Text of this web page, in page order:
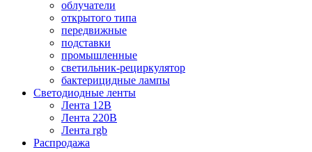
облучатели
открытого типа
передвижные
подставки
промышленные
светильник-рециркулятор
бактерицидные лампы
Светодиодные ленты
Лента 12В
Лента 220В
Лента rgb
Распродажа